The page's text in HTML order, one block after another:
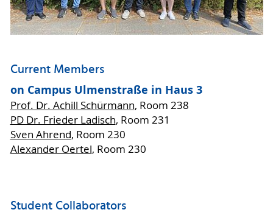
Current Members
on Campus Ulmenstraße in Haus 3
Prof. Dr. Achill Schürmann, Room 238
PD Dr. Frieder Ladisch, Room 231
Sven Ahrend, Room 230
Alexander Oertel, Room 230
Student Collaborators